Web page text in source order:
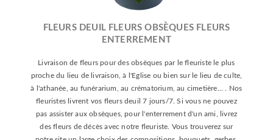
FLEURS DEUIL FLEURS OBSÈQUES FLEURS
ENTERREMENT
Livraison de fleurs pour des obsèques par le fleuriste le plus
proche du lieu de livraison, à l'Eglise ou bien sur le lieu de culte,
à l'athanée, au funérarium, au crématorium, au cimetière... . Nos
fleuristes livrent vos fleurs deuil 7 jours/7. Si vous ne pouvez
pas assister aux obsèques, pour l'enterrement d'un ami, livrez
des fleurs de décès avec notre fleuriste. Vous trouverez sur